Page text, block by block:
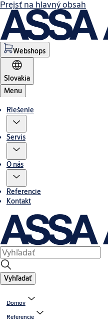
Prejsť na hlavný obsah
Webshops
Slovakia
Menu
Riešenie
Servis
O nás
Referencie
Kontakt
Vyhľadať
Domov
Referencie